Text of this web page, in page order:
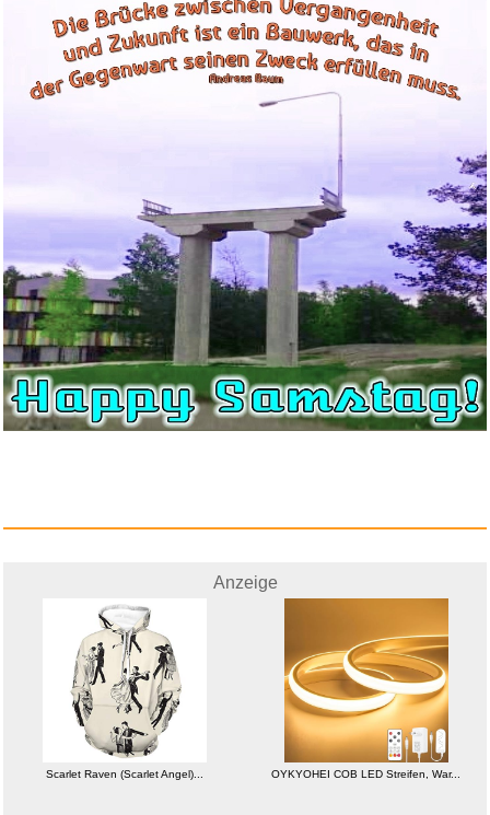
In schwarzer Asche...
Anzeige
Bienvenue dans la NHK ! -
Int�...
WeightWorld Creatin
Anzeige
Scarlet Raven (Scarlet Angel)... OYKYOHEI COB LED Streifen, War...